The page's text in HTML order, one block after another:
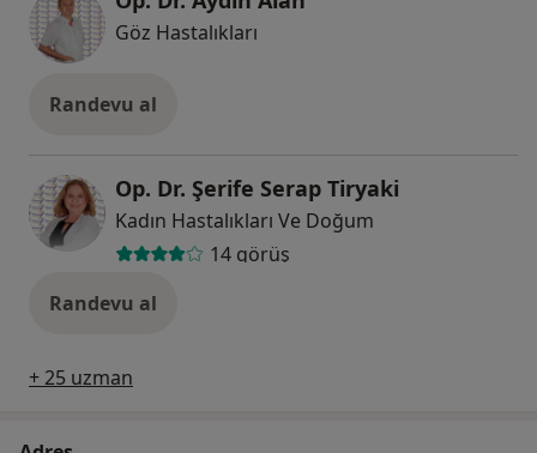
Göz Hastalıkları
Randevu al
Op. Dr. Şerife Serap Tiryaki
Kadın Hastalıkları Ve Doğum
14 görüş
Randevu al
+ 25 uzman